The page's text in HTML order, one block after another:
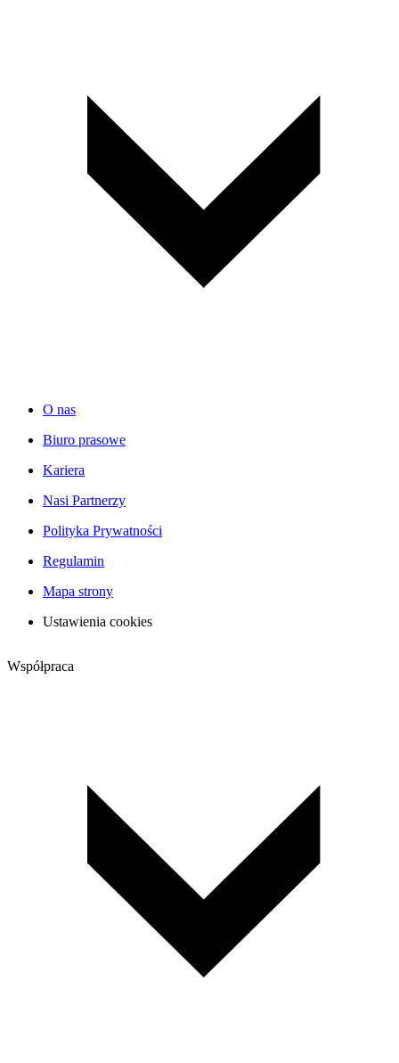
O nas
Biuro prasowe
Kariera
Nasi Partnerzy
Polityka Prywatności
Regulamin
Mapa strony
Ustawienia cookies
Współpraca